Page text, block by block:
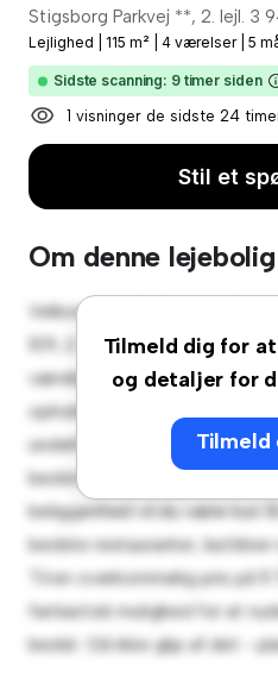
Stigsborg Parkvej **, 2. lejl. 3
Lejlighed 115 m² 4 værelser 5
Sidste scanning: 9 timer siden
1 visninger de sidste 24
Stil et
Om denne lejebolig
Tilmeld dig for
og detaljer for
Tilmeld
Velkommen til dit nye
109, 2. lejl. 3 9400
værelses lejlighed tilbyder et
opholdsrum. Det åbne
underholde, og det slanke
bedste hårde hvidevarer.
beliggenhed vil du være kun
bedste restauranter, butikker
Til en overkommelig pris på
fantastisk mulighed for at
bedst. Gå ikke glip af det -